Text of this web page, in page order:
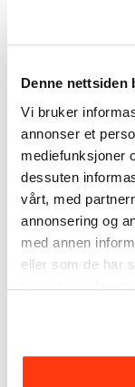
Denne nettsiden
Vi bruker
annonser et
mediefunksjoner
dessuten
vårt, med
annonsering og
med annen
eller som de har
tjenestene deres.
Om
I
samsvar med
forbehold om
MUNCHs
kunstverk. I
somEdvard
kommune i